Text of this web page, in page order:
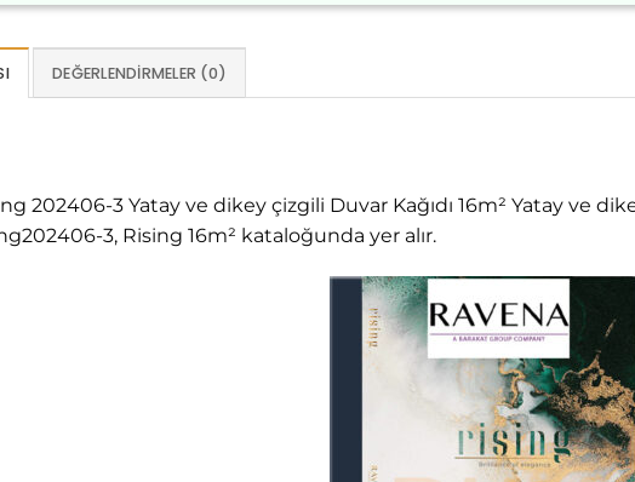
DEĞERLENDIRMELER (0)
202406-3 Yatay ve dikey çizgili Duvar Kağıdı 16m² Yatay ve
3, Rising 16m² kataloğunda yer alır.